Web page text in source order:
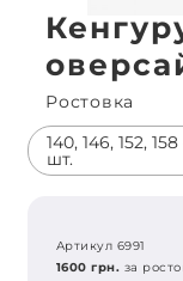
Ростовка
140, 146, 152,
шт.
Артикул 6991
1600 грн. за